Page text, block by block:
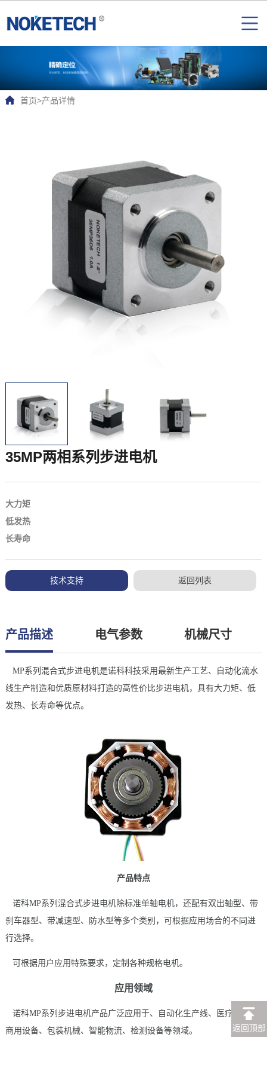
首页>产品详情
35MP两相系列步进电机
大力矩
低发热
长寿命
技术支持 返回列表
产品描述 电气参数 机械尺寸
MP系列混合式步进电机是诺科科技采用最新生产工艺、自动化流水
线生产制造和优质原材料打造的高性价比步进电机，具有大力矩、低
发热、长寿命等优点。
产品特点
诺科MP系列混合式步进电机除标准单轴电机，还配有双出轴型、带
刹车器型、带减速型、防水型等多个类别，可根据应用场合的不同进
行选择。
可根据用户应用特殊要求，定制各种规格电机。
应用领域
诺科MP系列步进电机产品广泛应用于、自动化生产线、医疗设备、
商用设备、包装机械、智能物流、检测设备等领域。
返回顶部